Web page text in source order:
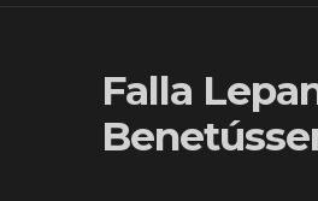
Falla